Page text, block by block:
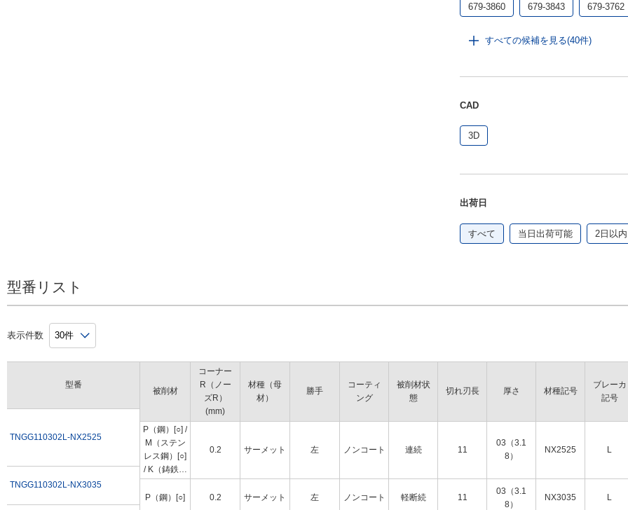
679-3860 679-3843 679-3762
すべての候補を見る(40件)
CAD
3D
出荷日
すべて 当日出荷可能 2日以内
型番リスト
表示件数
型番
TNGG110302L-NX2525
TNGG110302L-NX3035
被削材
コーナー
R（ノー
ズR）
(mm)
材種（母
材）
勝手
コーティ
ング
被削材状
態
切れ刃長 厚さ 材種記号
ブレーカ
記号
P（鋼）[○] /
M（ステン
レス鋼）[○]
/ K（鋳鉄）
[○]
0.2 サーメット 左 ノンコート 連続 11
03（3.1
8）
NX2525 L
P（鋼）[○] 0.2 サーメット 左 ノンコート 軽断続 11
03（3.1
8）
NX3035 L